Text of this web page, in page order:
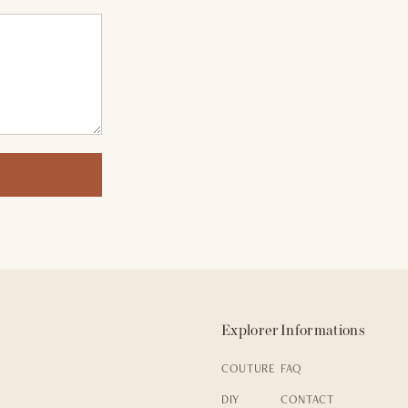
Explorer
COUTURE
DIY
Informations
FAQ
CONTACT